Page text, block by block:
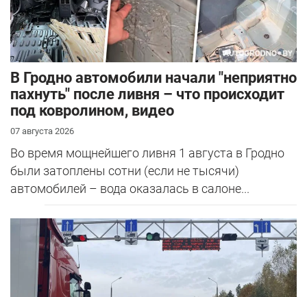
В Гродно автомобили начали "неприятно
пахнуть" после ливня – что происходит
под ковролином, видео
07 августа 2026
Во время мощнейшего ливня 1 августа в Гродно
были затоплены сотни (если не тысячи)
автомобилей – вода оказалась в салоне...